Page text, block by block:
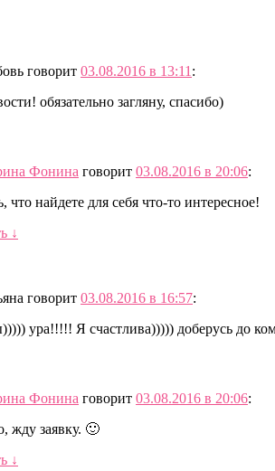
говорит 03.08.2016 в 13:11 :
обязательно загляну, спасибо)
Фонина говорит 03.08.2016 в 20:06:
что найдете для себя что-то интересное!
↓
говорит 03.08.2016 в 16:57:
ура!!!!! Я счастлива))))) доберусь до
Фонина говорит 03.08.2016 в 20:06:
жду заявку. 🙂
↓